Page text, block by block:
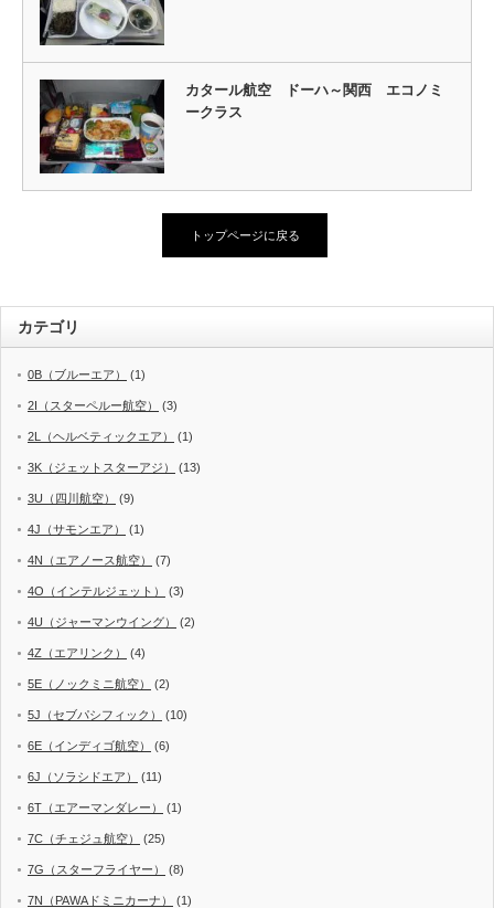
カタール航空 ドーハ～関西 エコノミ
ークラス
トップページに戻る
カテゴリ
0B（ブルーエア） (1)
2I（スターペルー航空） (3)
2L（ヘルベティックエア） (1)
3K（ジェットスターアジ） (13)
3U（四川航空） (9)
4J（サモンエア） (1)
4N（エアノース航空） (7)
4O（インテルジェット） (3)
4U（ジャーマンウイング） (2)
4Z（エアリンク） (4)
5E（ノックミニ航空） (2)
5J（セブパシフィック） (10)
6E（インディゴ航空） (6)
6J（ソラシドエア） (11)
6T（エアーマンダレー） (1)
7C（チェジュ航空） (25)
7G（スターフライヤー） (8)
7N（PAWAドミニカーナ） (1)